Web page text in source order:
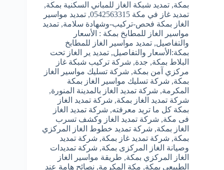
بمكة, تمديد شبكة الغاز للمباني السكنية بمكة,
تمديد غاز في مكة 0542563315
, تمديد مواسير
الغاز بمكة فحص-تركيب-وشهادة سلامة, تمديد
مواسير الغاز للمطابخ بمكة : الأسعار
والتفاصيل, تمديد مواسير الغاز للمطابخ
بمكة:الأسعار والتفاصيل, تمديد ير الغاز تحت
البلاط بمكة, جدة, شركة تركيب شبكة غاز
مركزي آمن بمكة, شركة تسليك مواسير الغاز
بمكة, شركة تسليك مواسير الغاز بمكة
المكرمة, شركة تمديد الغاز بالمدينة المنورة,
شركة تمديد الغاز بمكة, شركة تمديد الغاز
بمكة كل ما تريد معرفته, شركة تمديد الغاز
فى مكة, شركة تمديد الغاز وكشف تسرب
الغاز بمكة, شركة تمديد خطوط الغاز المركزي
بمكة, شركة تمديد غاز بمكة, شركة تمديد
وصيانة الغاز المركزى بمكة, شركة تمديدات
الغاز المركزي بمكة, طريقة مواسير الغاز
الطبيعي بمكة, مكة المكرمة, نصائح هامة عند